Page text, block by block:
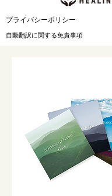
​プライバシーポリシー
自動翻訳に関する免責事項